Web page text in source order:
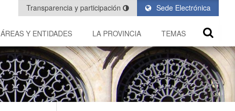
Sede Electrónica
Transparencia y participación
ÁREAS Y ENTIDADES LA PROVINCIA TEMAS